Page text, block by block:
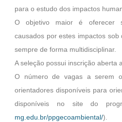
para o estudo dos impactos
O objetivo maior é oferecer
causados por estes impactos sob
sempre de forma multidisciplinar.
A seleção possui inscrição aberta
O número de vagas a serem
orientadores disponíveis para
disponíveis no site do
mg.edu.br/ppgecoambiental/).